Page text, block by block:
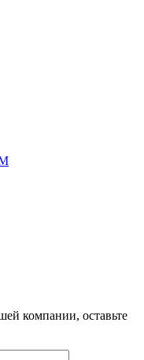
компании, оставьте